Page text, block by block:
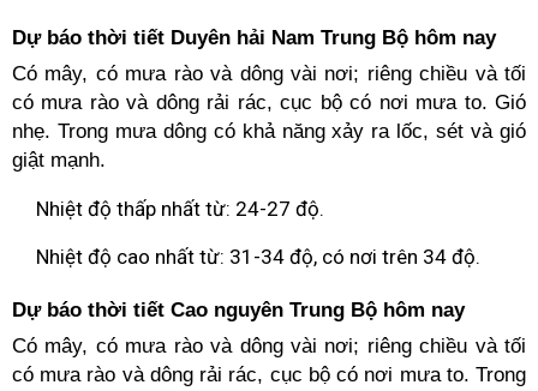
Dự báo thời tiết Duyên hải Nam Trung Bộ hôm nay
Có mây, có mưa rào và dông vài nơi; riêng chiều và tối
có mưa rào và dông rải rác, cục bộ có nơi mưa to. Gió
nhẹ. Trong mưa dông có khả năng xảy ra lốc, sét và gió
giật mạnh.
Nhiệt độ thấp nhất từ: 24-27 độ.
Nhiệt độ cao nhất từ: 31-34 độ, có nơi trên 34 độ.
Dự báo thời tiết Cao nguyên Trung Bộ hôm nay
Có mây, có mưa rào và dông vài nơi; riêng chiều và tối
có mưa rào và dông rải rác, cục bộ có nơi mưa to. Trong